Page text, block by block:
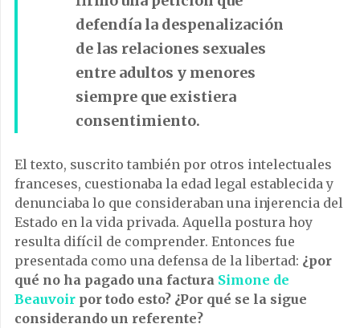
defendía la despenalización
de las relaciones sexuales
entre adultos y menores
siempre que existiera
consentimiento.
El texto, suscrito también por otros intelectuales
franceses, cuestionaba la edad legal establecida y
denunciaba lo que consideraban una injerencia del
Estado en la vida privada. Aquella postura hoy
resulta difícil de comprender. Entonces fue
presentada como una defensa de la libertad: ¿por
qué no ha pagado una factura Simone de
Beauvoir por todo esto? ¿Por qué se la sigue
considerando un referente?